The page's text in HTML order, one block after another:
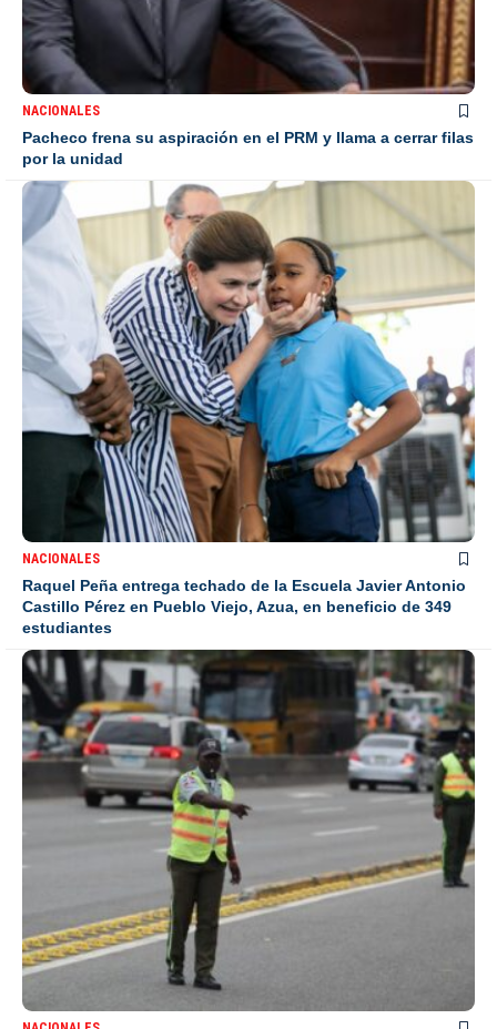
NACIONALES
Pacheco frena su aspiración en el PRM y llama a cerrar filas
por la unidad
NACIONALES
Raquel Peña entrega techado de la Escuela Javier Antonio
Castillo Pérez en Pueblo Viejo, Azua, en beneficio de 349
estudiantes